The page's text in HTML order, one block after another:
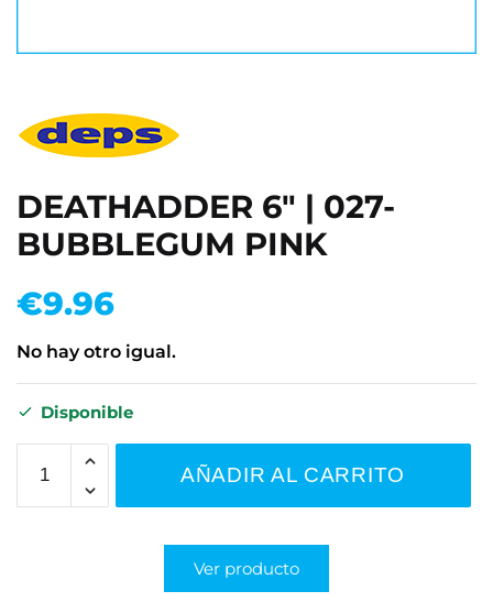
DEATHADDER 6" | 027-
BUBBLEGUM PINK
€9.96
No hay otro igual.
Disponible
AÑADIR AL CARRITO
Ver producto